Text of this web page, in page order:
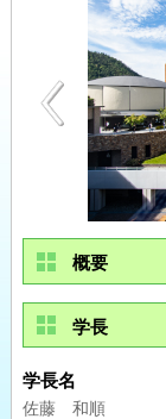
概要
学長
学長名
佐藤 和順